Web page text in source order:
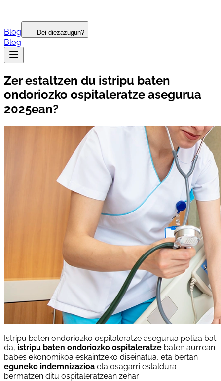
Blog Dei diezazugun?
Blog
Zer estaltzen du istripu baten
ondoriozko ospitaleratze asegurua
2025ean?
Istripu baten ondoriozko ospitaleratze asegurua poliza bat
da, istripu baten ondoriozko ospitaleratze baten aurrean
babes ekonomikoa eskaintzeko diseinatua, eta bertan
eguneko indemnizazioa eta osagarri estaldura
bermatzen ditu ospitaleratzean zehar.